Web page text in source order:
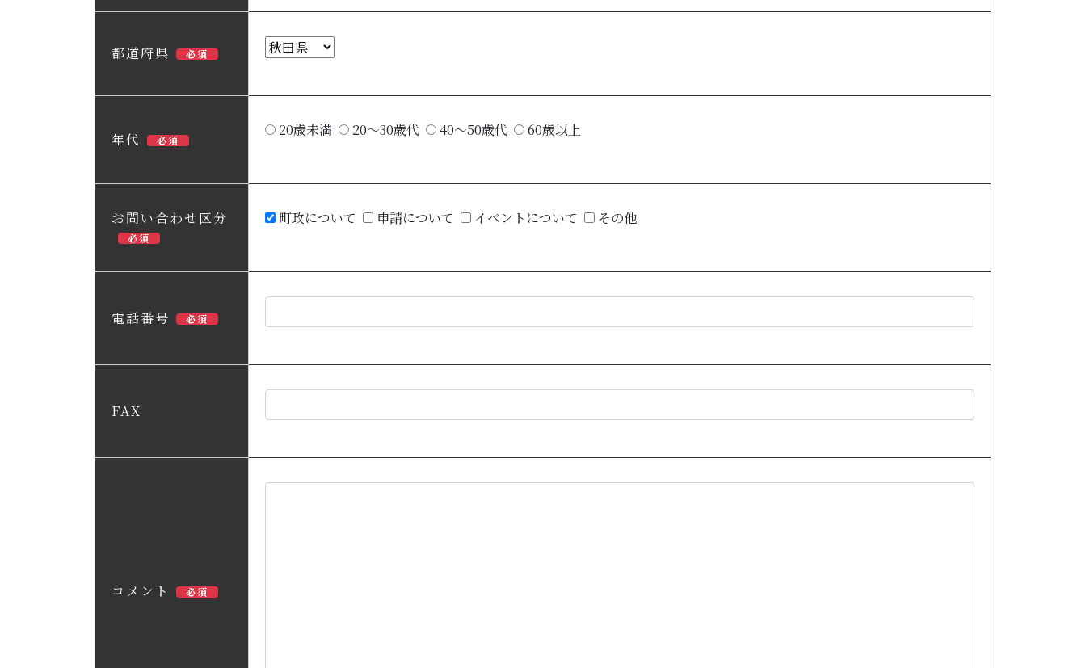
都道府県 必須
年代 必須
20歳未満 20～30歳代 40～50歳代 60歳以上
お問い合わせ区分
必須
町政について 申請について イベントについて その他
電話番号 必須
FAX
コメント 必須